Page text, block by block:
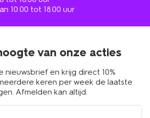
10.00 tot 18.00 uur
van onze acties
nieuwsbrief en krijg direct 10%
keren per week de laatste
Afmelden kan altijd.